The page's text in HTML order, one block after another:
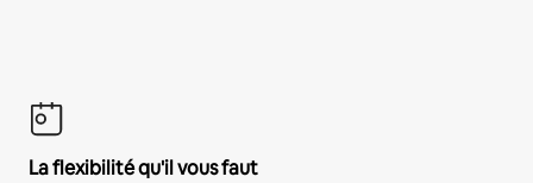
La flexibilité qu'il vous faut